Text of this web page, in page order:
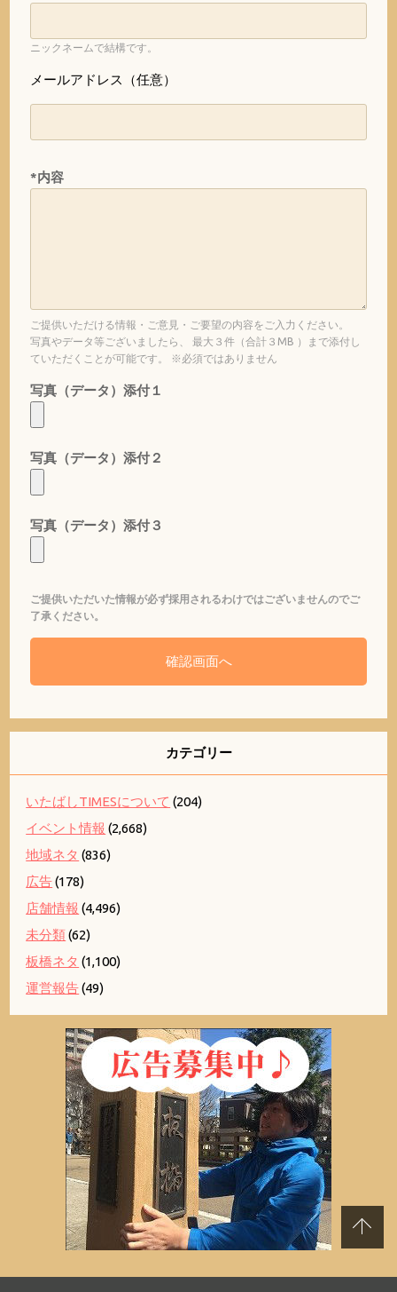
ニックネームで結構です。
メールアドレス（任意）
*内容
ご提供いただける情報・ご意見・ご要望の内容をご入力ください。
写真やデータ等ございましたら、 最大３件（合計３MB ）まで添付し
ていただくことが可能です。 ※必須ではありません
写真（データ）添付１
写真（データ）添付２
写真（データ）添付３
ご提供いただいた情報が必ず採用されるわけではございませんのでご
了承ください。
カテゴリー
いたばしTIMESについて (204)
イベント情報 (2,668)
地域ネタ (836)
広告(178)
店舗情報 (4,496)
未分類(62)
板橋ネタ (1,100)
運営報告(49)